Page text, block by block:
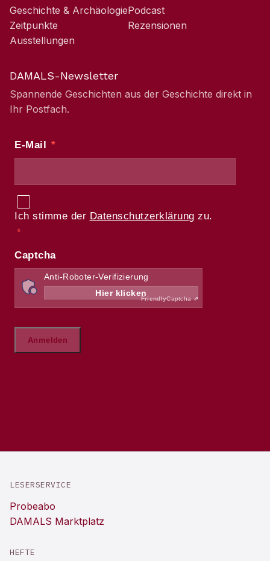
Geschichte & Archäologie
Zeitpunkte
Ausstellungen
Podcast
Rezensionen
DAMALS-Newsletter
Spannende Geschichten aus der Geschichte direkt in
Ihr Postfach.
LESERSERVICE
Probeabo
DAMALS Marktplatz
HEFTE